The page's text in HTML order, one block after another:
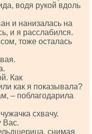
водя рукой вдоль
и нанизалась на
и я расслабился.
тоже осталась
Как
как я показывала?
– поблагодарила
схвачу.
Вас.
снимая